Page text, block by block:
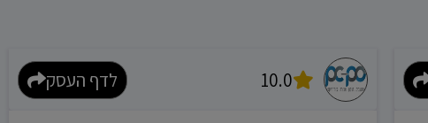
10.0 לדף העסק